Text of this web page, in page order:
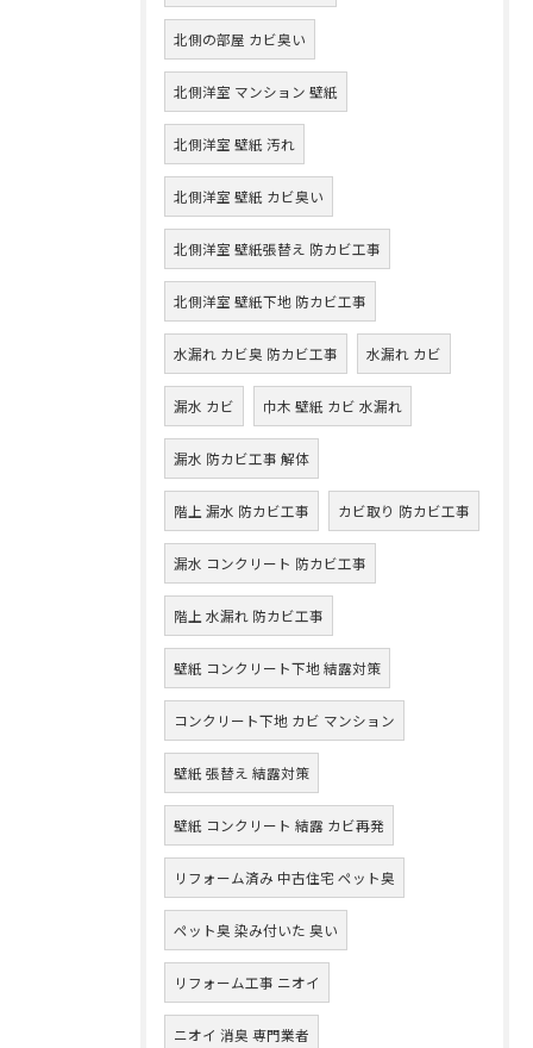
北側の部屋 カビ臭い
北側洋室 マンション 壁紙
北側洋室 壁紙 汚れ
北側洋室 壁紙 カビ臭い
北側洋室 壁紙張替え 防カビ工事
北側洋室 壁紙下地 防カビ工事
水漏れ カビ臭 防カビ工事 水漏れ カビ
漏水 カビ 巾木 壁紙 カビ 水漏れ
漏水 防カビ工事 解体
階上 漏水 防カビ工事 カビ取り 防カビ工事
漏水 コンクリート 防カビ工事
階上 水漏れ 防カビ工事
壁紙 コンクリート下地 結露対策
コンクリート下地 カビ マンション
壁紙 張替え 結露対策
壁紙 コンクリート 結露 カビ再発
リフォーム済み 中古住宅 ペット臭
ペット臭 染み付いた 臭い
リフォーム工事 ニオイ
ニオイ 消臭 専門業者